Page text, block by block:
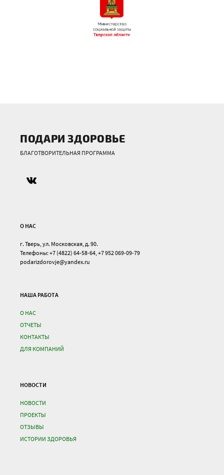
ПОДАРИ ЗДОРОВЬЕ
БЛАГОТВОРИТЕЛЬНАЯ ПРОГРАММА
О НАС
г. Тверь, ул. Московская, д. 90.
Телефоны: +7 (4822) 64-58-64, +7 952 069-09-79
podarizdorovje@yandex.ru
НАША РАБОТА
О НАС
ОТЧЕТЫ
КОНТАКТЫ
ДЛЯ КОМПАНИЙ
НОВОСТИ
НОВОСТИ
ПРОЕКТЫ
ОТЗЫВЫ
ИСТОРИИ ЗДОРОВЬЯ